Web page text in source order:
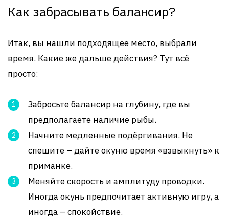
Как забрасывать балансир?
Итак, вы нашли подходящее место, выбрали
время. Какие же дальше действия? Тут всё
просто:
Забросьте балансир на глубину, где вы
предполагаете наличие рыбы.
Начните медленные подёргивания. Не
спешите – дайте окуню время «взвыкнуть» к
приманке.
Меняйте скорость и амплитуду проводки.
Иногда окунь предпочитает активную игру, а
иногда – спокойствие.